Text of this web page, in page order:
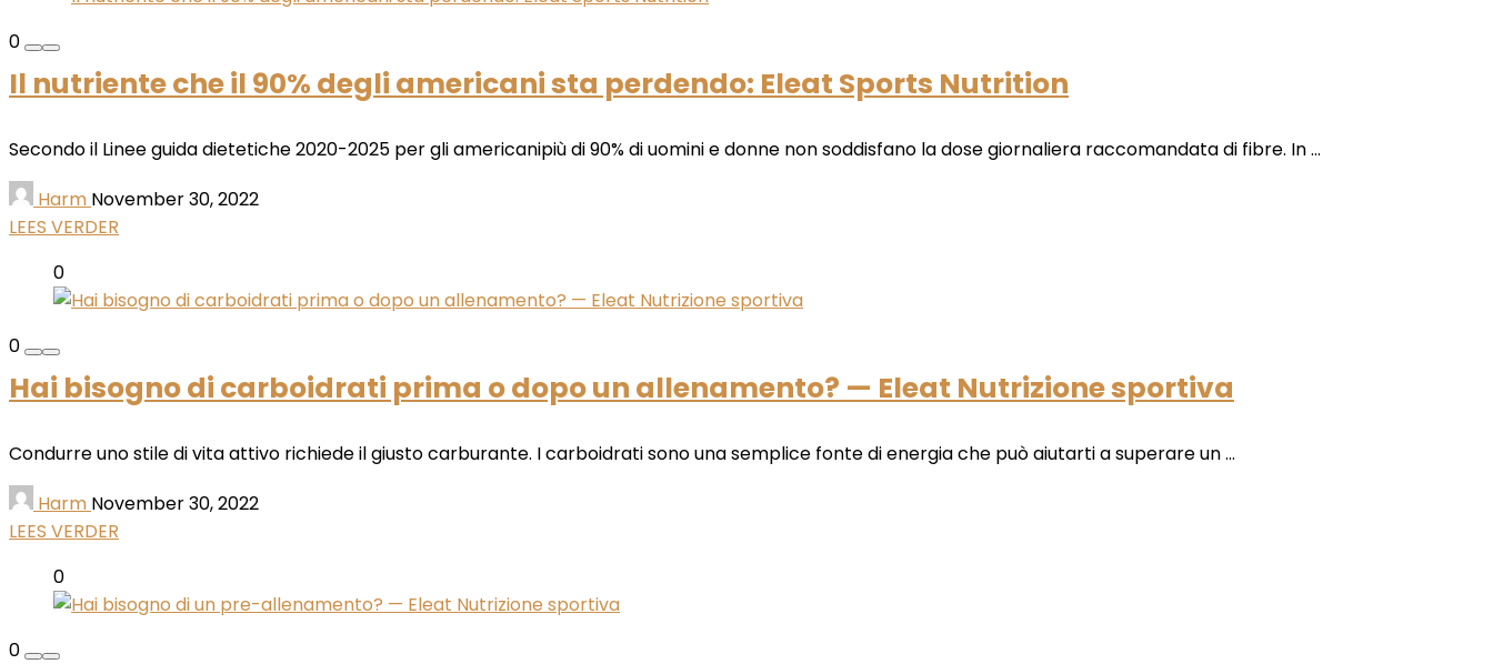
0
Il nutriente che il 90% degli americani sta perdendo: Eleat Sports Nutrition
Secondo il Linee guida dietetiche 2020-2025 per gli americanipiù di 90% di uomini e donne non soddisfano la dose giornaliera raccomandata di fibre. In ...
Harm November 30, 2022
LEES VERDER
0
0
Hai bisogno di carboidrati prima o dopo un allenamento? — Eleat Nutrizione sportiva
Condurre uno stile di vita attivo richiede il giusto carburante. I carboidrati sono una semplice fonte di energia che può aiutarti a superare un ...
Harm November 30, 2022
LEES VERDER
0
0